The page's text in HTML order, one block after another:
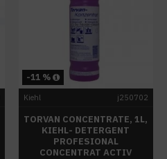
-11 %
Kiehl j250702
TORVAN CONCENTRATE, 1L,
KIEHL- DETERGENT
PROFESIONAL
CONCENTRAT ACTIV